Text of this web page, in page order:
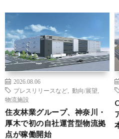
2026.08.06
プレスリリースなど
動向/展望
物流施設
住友林業グループ、神奈川・
厚木で初の自社運営型物流拠
点が稼働開始